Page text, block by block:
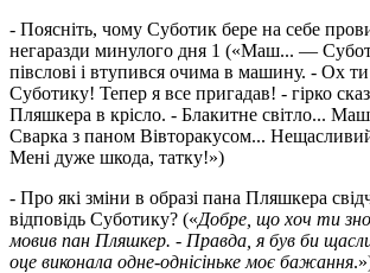
- Поясніть, чому Суботик бере на себе
негаразди минулого дня 1 («Маш... —
півслові і втупився очима в машину. - Ох
Суботику! Тепер я все пригадав! - гірко
Пляшкера в крісло. - Блакитне світло...
Сварка з паном Вівторакусом...
Мені дуже шкода, татку!»)
- Про які зміни в образі пана Пляшкера
відповідь Суботику? («Добре, що хоч ти
мовив пан Пляшкер. - Правда, я був би
оце виконала одне-однісіньке моє бажання